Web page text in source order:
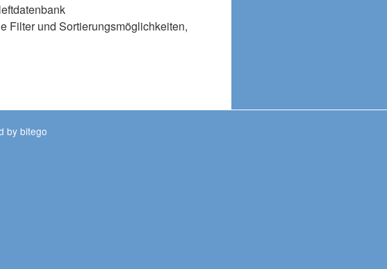
Filter und Sortierungsmöglichkeiten,
by bitego